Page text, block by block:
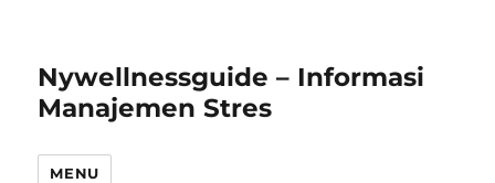
Nywellnessguide – Informasi
Manajemen Stres
MENU